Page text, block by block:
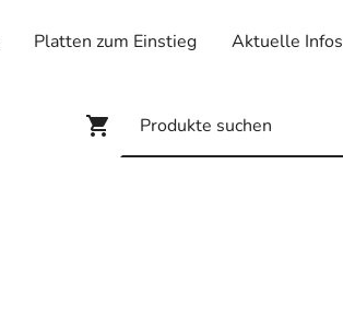
Platten zum Einstieg Aktuelle Infos